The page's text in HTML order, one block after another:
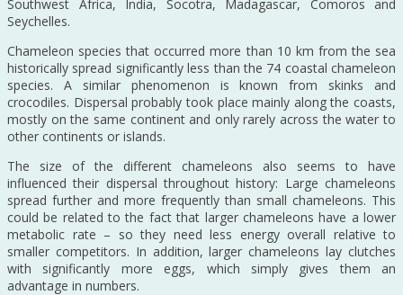
Southwest Africa, India, Socotra, Madagascar, Comoros and
Seychelles.
Chameleon species that occurred more than 10 km from the sea
historically spread significantly less than the 74 coastal chameleon
species. A similar phenomenon is known from skinks and
crocodiles. Dispersal probably took place mainly along the coasts,
mostly on the same continent and only rarely across the water to
other continents or islands.
The size of the different chameleons also seems to have
influenced their dispersal throughout history: Large chameleons
spread further and more frequently than small chameleons. This
could be related to the fact that larger chameleons have a lower
metabolic rate – so they need less energy overall relative to
smaller competitors. In addition, larger chameleons lay clutches
with significantly more eggs, which simply gives them an
advantage in numbers.